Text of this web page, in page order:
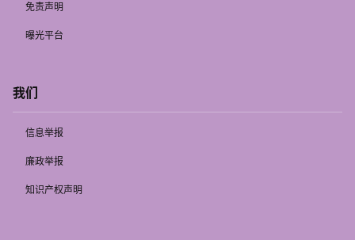
免责声明
曝光平台
我们
信息举报
廉政举报
知识产权声明